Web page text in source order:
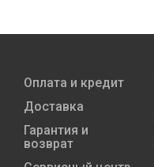
Оплата и кредит
Доставка
Гарантия и
возврат